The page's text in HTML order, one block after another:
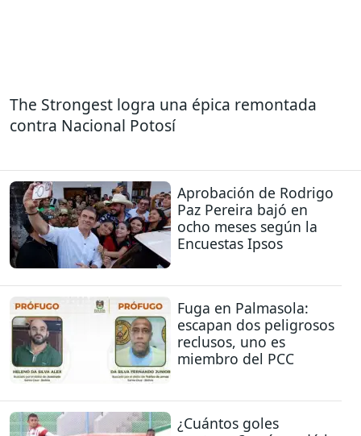
The Strongest logra una épica remontada
contra Nacional Potosí
Aprobación de Rodrigo
Paz Pereira bajó en
ocho meses según la
Encuestas Ipsos
Fuga en Palmasola:
escapan dos peligrosos
reclusos, uno es
miembro del PCC
¿Cuántos goles